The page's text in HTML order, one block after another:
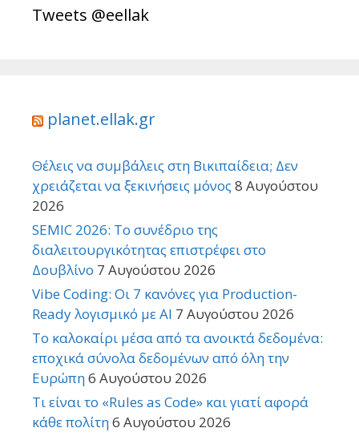
Tweets @eellak
planet.ellak.gr
Θέλεις να συμβάλεις στη Βικιπαίδεια; Δεν
χρειάζεται να ξεκινήσεις μόνος 8 Αυγούστου
2026
SEMIC 2026: Το συνέδριο της
διαλειτουργικότητας επιστρέφει στο
Δουβλίνο 7 Αυγούστου 2026
Vibe Coding: Οι 7 κανόνες για Production-
Ready λογισμικό με AI 7 Αυγούστου 2026
Το καλοκαίρι μέσα από τα ανοικτά δεδομένα:
εποχικά σύνολα δεδομένων από όλη την
Ευρώπη6 Αυγούστου 2026
Τι είναι το «Rules as Code» και γιατί αφορά
κάθε πολίτη6 Αυγούστου 2026